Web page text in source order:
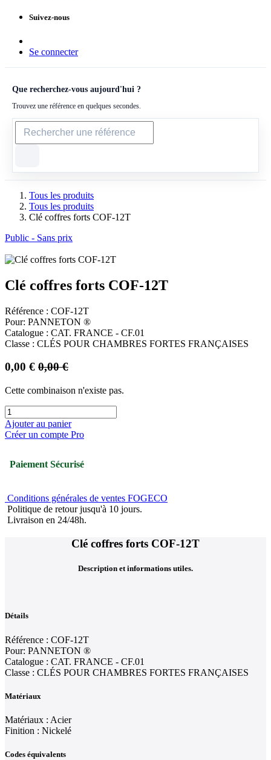
Suivez-nous
Se connecter
Que recherchez-vous aujourd'hui ?
Trouvez une référence en quelques secondes.
Tous les produits
Tous les produits
Clé coffres forts COF-12T
Public - Sans prix
Clé coffres forts COF-12T
Référence : COF-12T
Pour: PANNETON ®
Catalogue : CAT. FRANCE - CF.01
Classe : CLÉS POUR CHAMBRES FORTES FRANÇAISES
0,00 € 0,00€
Cette combinaison n'existe pas.
Ajouter au panier
Créer un compte Pro
Paiement Sécurisé
Conditions générales de ventes FOGECO
Politique de retour jusqu'à 10 jours.
Livraison en 24/48h.
Clé coffres forts COF-12T
Description et informations utiles.
Détails
Référence : COF-12T
Pour: PANNETON ®
Catalogue : CAT. FRANCE - CF.01
Classe : CLÉS POUR CHAMBRES FORTES FRANÇAISES
Matériaux
Matériaux : Acier
Finition : Nickelé
Codes équivalents